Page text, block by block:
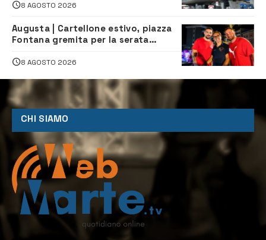
8 AGOSTO 2026
Augusta | Cartellone estivo, piazza
Fontana gremita per la serata
8 AGOSTO 2026
CHI SIAMO